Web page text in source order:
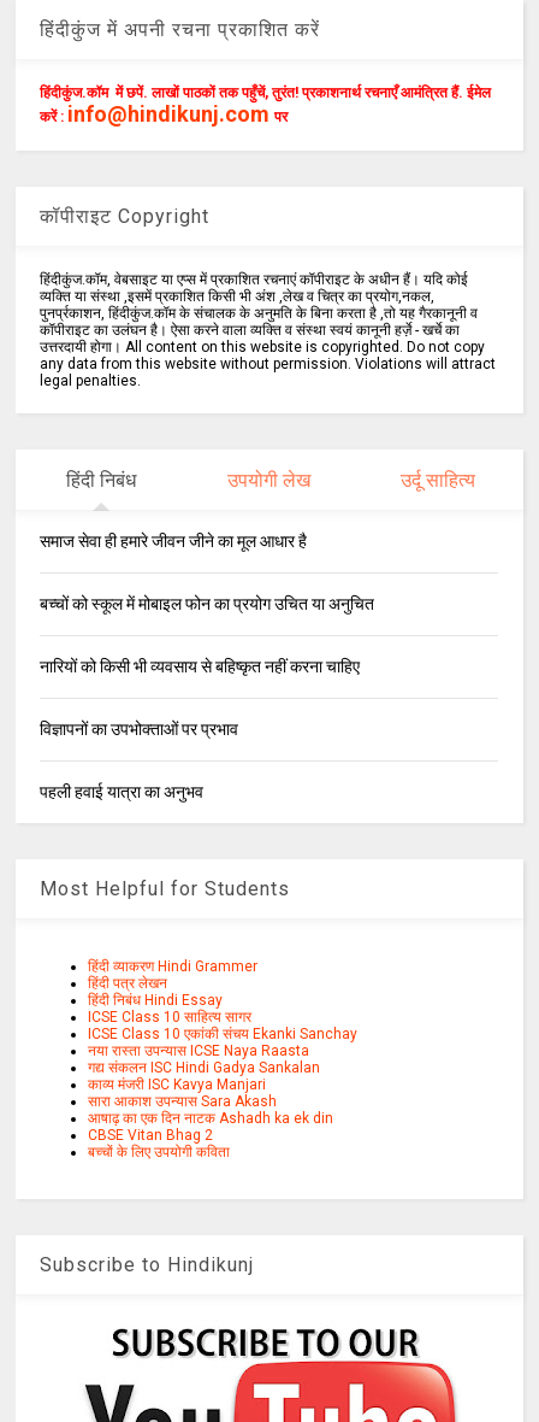
हिंदीकुंज में अपनी रचना प्रकाशित करें
हिंदीकुंज.कॉम में छपें. लाखों पाठकों तक पहुँचें, तुरंत! प्रकाशनार्थ रचनाएँ आमंत्रित हैं. ईमेल
करें : info@hindikunj.com पर
कॉपीराइट Copyright
हिंदीकुंज.कॉम, वेबसाइट या एप्स में प्रकाशित रचनाएं कॉपीराइट के अधीन हैं। यदि कोई
व्यक्ति या संस्था ,इसमें प्रकाशित किसी भी अंश ,लेख व चित्र का प्रयोग,नकल,
पुनर्प्रकाशन, हिंदीकुंज.कॉम के संचालक के अनुमति के बिना करता है ,तो यह गैरकानूनी व
कॉपीराइट का उलंघन है। ऐसा करने वाला व्यक्ति व संस्था स्वयं कानूनी हर्ज़े - खर्चे का
उत्तरदायी होगा। All content on this website is copyrighted. Do not copy
any data from this website without permission. Violations will attract
legal penalties.
हिंदी निबंध उपयोगी लेख उर्दू साहित्य
समाज सेवा ही हमारे जीवन जीने का मूल आधार है
बच्चों को स्कूल में मोबाइल फोन का प्रयोग उचित या अनुचित
नारियों को किसी भी व्यवसाय से बहिष्कृत नहीं करना चाहिए
विज्ञापनों का उपभोक्ताओं पर प्रभाव
पहली हवाई यात्रा का अनुभव
Most Helpful for Students
हिंदी व्याकरण Hindi Grammer
हिंदी पत्र लेखन
हिंदी निबंध Hindi Essay
ICSE Class 10 साहित्य सागर
ICSE Class 10 एकांकी संचय Ekanki Sanchay
नया रास्ता उपन्यास ICSE Naya Raasta
गद्य संकलन ISC Hindi Gadya Sankalan
काव्य मंजरी ISC Kavya Manjari
सारा आकाश उपन्यास Sara Akash
आषाढ़ का एक दिन नाटक Ashadh ka ek din
CBSE Vitan Bhag 2
बच्चों के लिए उपयोगी कविता
Subscribe to Hindikunj